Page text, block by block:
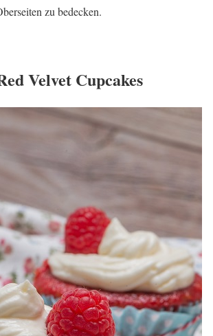
zu bedecken.
Velvet Cupcakes